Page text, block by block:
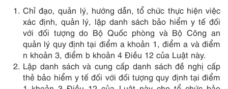
Chỉ đạo, quản lý, hướng dẫn, tổ chức thực hiện việc
xác định, quản lý, lập danh sách bảo hiểm y tế đối
với đối tượng do Bộ Quốc phòng và Bộ Công an
quản lý quy định tại điểm a khoản 1, điểm a và điểm
n khoản 3, điểm b khoản 4 Điều 12 của Luật này.
Lập danh sách và cung cấp danh sách đề nghị cấp
thẻ bảo hiểm y tế đối với đối tượng quy định tại điểm